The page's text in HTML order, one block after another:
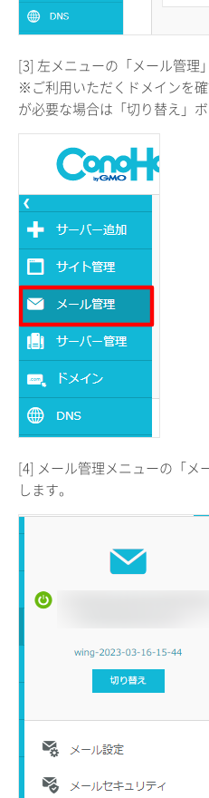
[3] 左メニューの「メール管理
※ご利用いただくドメインを
が必要な場合は「切り替え」
[4] メール管理メニューの「メ
します。